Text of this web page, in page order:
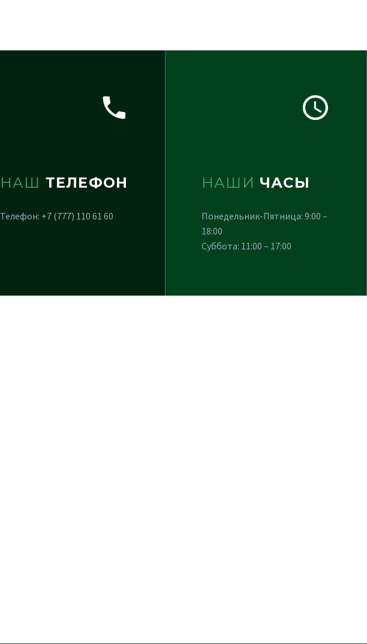
НАШ ТЕЛЕФОН
Телефон: +7 (777) 110 61 60
НАШИ ЧАСЫ
Понедельник-Пятница: 9:00 –
18:00
Суббота: 11:00 – 17:00